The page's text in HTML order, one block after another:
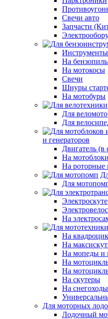
Свечи авто
Запчасти
На
На мотокосы
Свечи
Шнуры
На мотобуры
Для
Для
и генераторов
Двигатель (в
На
На роторные
Для
На
На
На
На мопеды и
На
На
На скутеры
На снегоходы
Для моторных
Лодочный